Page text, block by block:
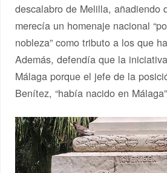
descalabro de Melilla, añadiendo
merecía un homenaje nacional
nobleza” como tributo a los que
Además, defendía que la
Málaga porque el jefe de la
Benítez, “había nacido en